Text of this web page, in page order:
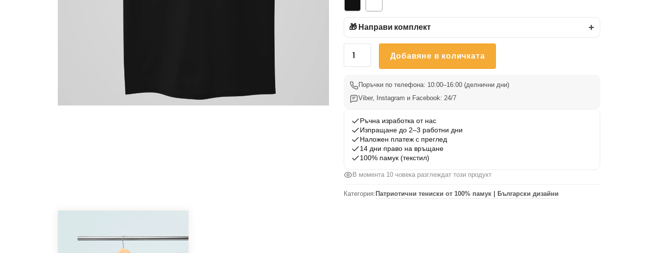
🎁 Направи комплект +
количество
Български
Вдъхновения
Добавяне в количката
Поръчки по телефона: 10:00–16:00 (делнични дни)
Viber, Instagram и Facebook: 24/7
Ръчна изработка от нас
Изпращане до 2–3 работни дни
Наложен платеж с преглед
14 дни право на връщане
100% памук (текстил)
В момента 10 човека разглеждат този продукт
Категория: Патриотични тениски от 100% памук | Български дизайни